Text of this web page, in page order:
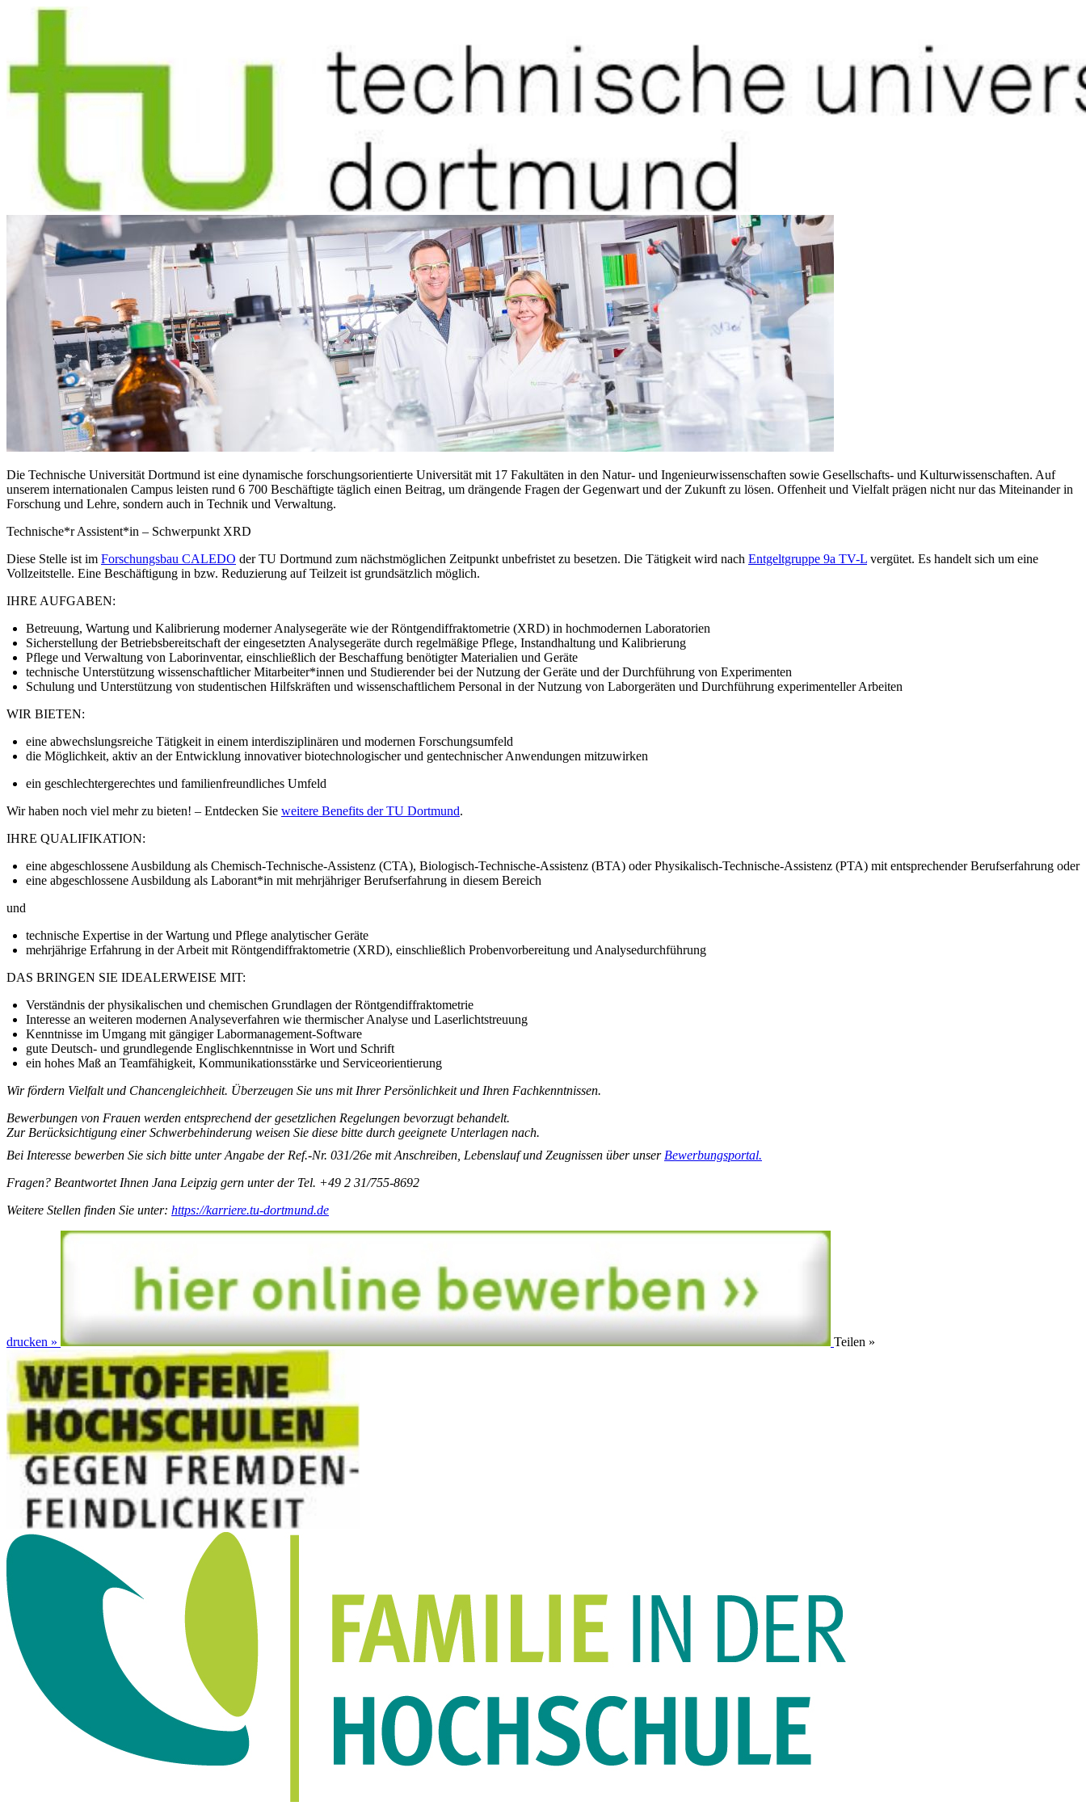
Die Technische Universität Dortmund ist eine dynamische forschungsorientierte Universität mit 17 Fakultäten in den Natur- und Ingenieurwissenschaften sowie Gesellschafts- und Kulturwissenschaften. Auf
unserem internationalen Campus leisten rund 6 700 Beschäftigte täglich einen Beitrag, um drängende Fragen der Gegenwart und der Zukunft zu lösen. Offenheit und Vielfalt prägen nicht nur das Miteinander in
Forschung und Lehre, sondern auch in Technik und Verwaltung.
Technische*r Assistent*in – Schwerpunkt XRD
Diese Stelle ist im Forschungsbau CALEDO der TU Dortmund zum nächstmöglichen Zeitpunkt unbefristet zu besetzen. Die Tätigkeit wird nach Entgeltgruppe 9a TV-L vergütet. Es handelt sich um eine
Vollzeitstelle. Eine Beschäftigung in bzw. Reduzierung auf Teilzeit ist grundsätzlich möglich.
IHRE AUFGABEN:
Betreuung, Wartung und Kalibrierung moderner Analysegeräte wie der Röntgendiffraktometrie (XRD) in hochmodernen Laboratorien
Sicherstellung der Betriebsbereitschaft der eingesetzten Analysegeräte durch regelmäßige Pflege, Instandhaltung und Kalibrierung
Pflege und Verwaltung von Laborinventar, einschließlich der Beschaffung benötigter Materialien und Geräte
technische Unterstützung wissenschaftlicher Mitarbeiter*innen und Studierender bei der Nutzung der Geräte und der Durchführung von Experimenten
Schulung und Unterstützung von studentischen Hilfskräften und wissenschaftlichem Personal in der Nutzung von Laborgeräten und Durchführung experimenteller Arbeiten
WIR BIETEN:
eine abwechslungsreiche Tätigkeit in einem interdisziplinären und modernen Forschungsumfeld
die Möglichkeit, aktiv an der Entwicklung innovativer biotechnologischer und gentechnischer Anwendungen mitzuwirken
ein geschlechtergerechtes und familienfreundliches Umfeld
Wir haben noch viel mehr zu bieten! – Entdecken Sie weitere Benefits der TU Dortmund.
IHRE QUALIFIKATION:
eine abgeschlossene Ausbildung als Chemisch-Technische-Assistenz (CTA), Biologisch-Technische-Assistenz (BTA) oder Physikalisch-Technische-Assistenz (PTA) mit entsprechender Berufserfahrung oder
eine abgeschlossene Ausbildung als Laborant*in mit mehrjähriger Berufserfahrung in diesem Bereich
und
technische Expertise in der Wartung und Pflege analytischer Geräte
mehrjährige Erfahrung in der Arbeit mit Röntgendiffraktometrie (XRD), einschließlich Probenvorbereitung und Analysedurchführung
DAS BRINGEN SIE IDEALERWEISE MIT:
Verständnis der physikalischen und chemischen Grundlagen der Röntgendiffraktometrie
Interesse an weiteren modernen Analyseverfahren wie thermischer Analyse und Laserlichtstreuung
Kenntnisse im Umgang mit gängiger Labormanagement-Software
gute Deutsch- und grundlegende Englischkenntnisse in Wort und Schrift
ein hohes Maß an Teamfähigkeit, Kommunikationsstärke und Serviceorientierung
Wir fördern Vielfalt und Chancengleichheit. Überzeugen Sie uns mit Ihrer Persönlichkeit und Ihren Fachkenntnissen.
Bewerbungen von Frauen werden entsprechend der gesetzlichen Regelungen bevorzugt behandelt.
Zur Berücksichtigung einer Schwerbehinderung weisen Sie diese bitte durch geeignete Unterlagen nach.
Bei Interesse bewerben Sie sich bitte unter Angabe der Ref.-Nr. 031/26e mit Anschreiben, Lebenslauf und Zeugnissen über unser Bewerbungsportal.
Fragen? Beantwortet Ihnen Jana Leipzig gern unter der Tel. +49 2 31/755-8692
Weitere Stellen finden Sie unter: https://karriere.tu-dortmund.de
drucken » Teilen »